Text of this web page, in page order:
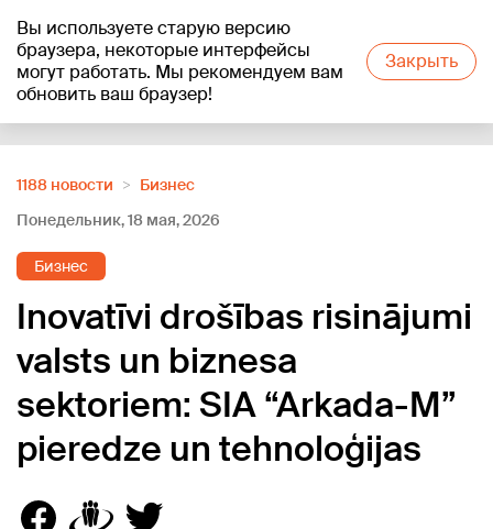
Вы используете старую версию
браузера, некоторые интерфейсы
могут работать. Мы рекомендуем вам
обновить ваш браузер!
Закрыть
+20°C
1188 новости
Бизнес
Понедельник, 18 мая, 2026
Бизнес
Inovatīvi drošības risinājumi
valsts un biznesa
sektoriem: SIA “Arkada-M”
pieredze un tehnoloģijas